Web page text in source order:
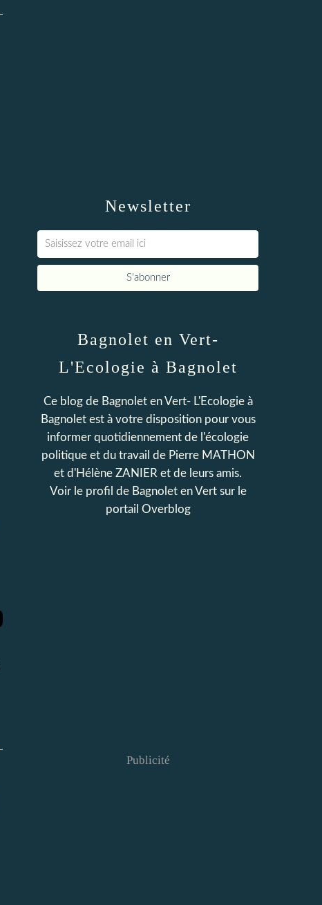
Newsletter
Bagnolet en Vert-
L'Ecologie à Bagnolet
Ce blog de Bagnolet en Vert- L'Ecologie à
Bagnolet est à votre disposition pour vous
informer quotidiennement de l'écologie
politique et du travail de Pierre MATHON
et d'Hélène ZANIER et de leurs amis.
Voir le profil de Bagnolet en Vertsur le
portail Overblog
Publicité